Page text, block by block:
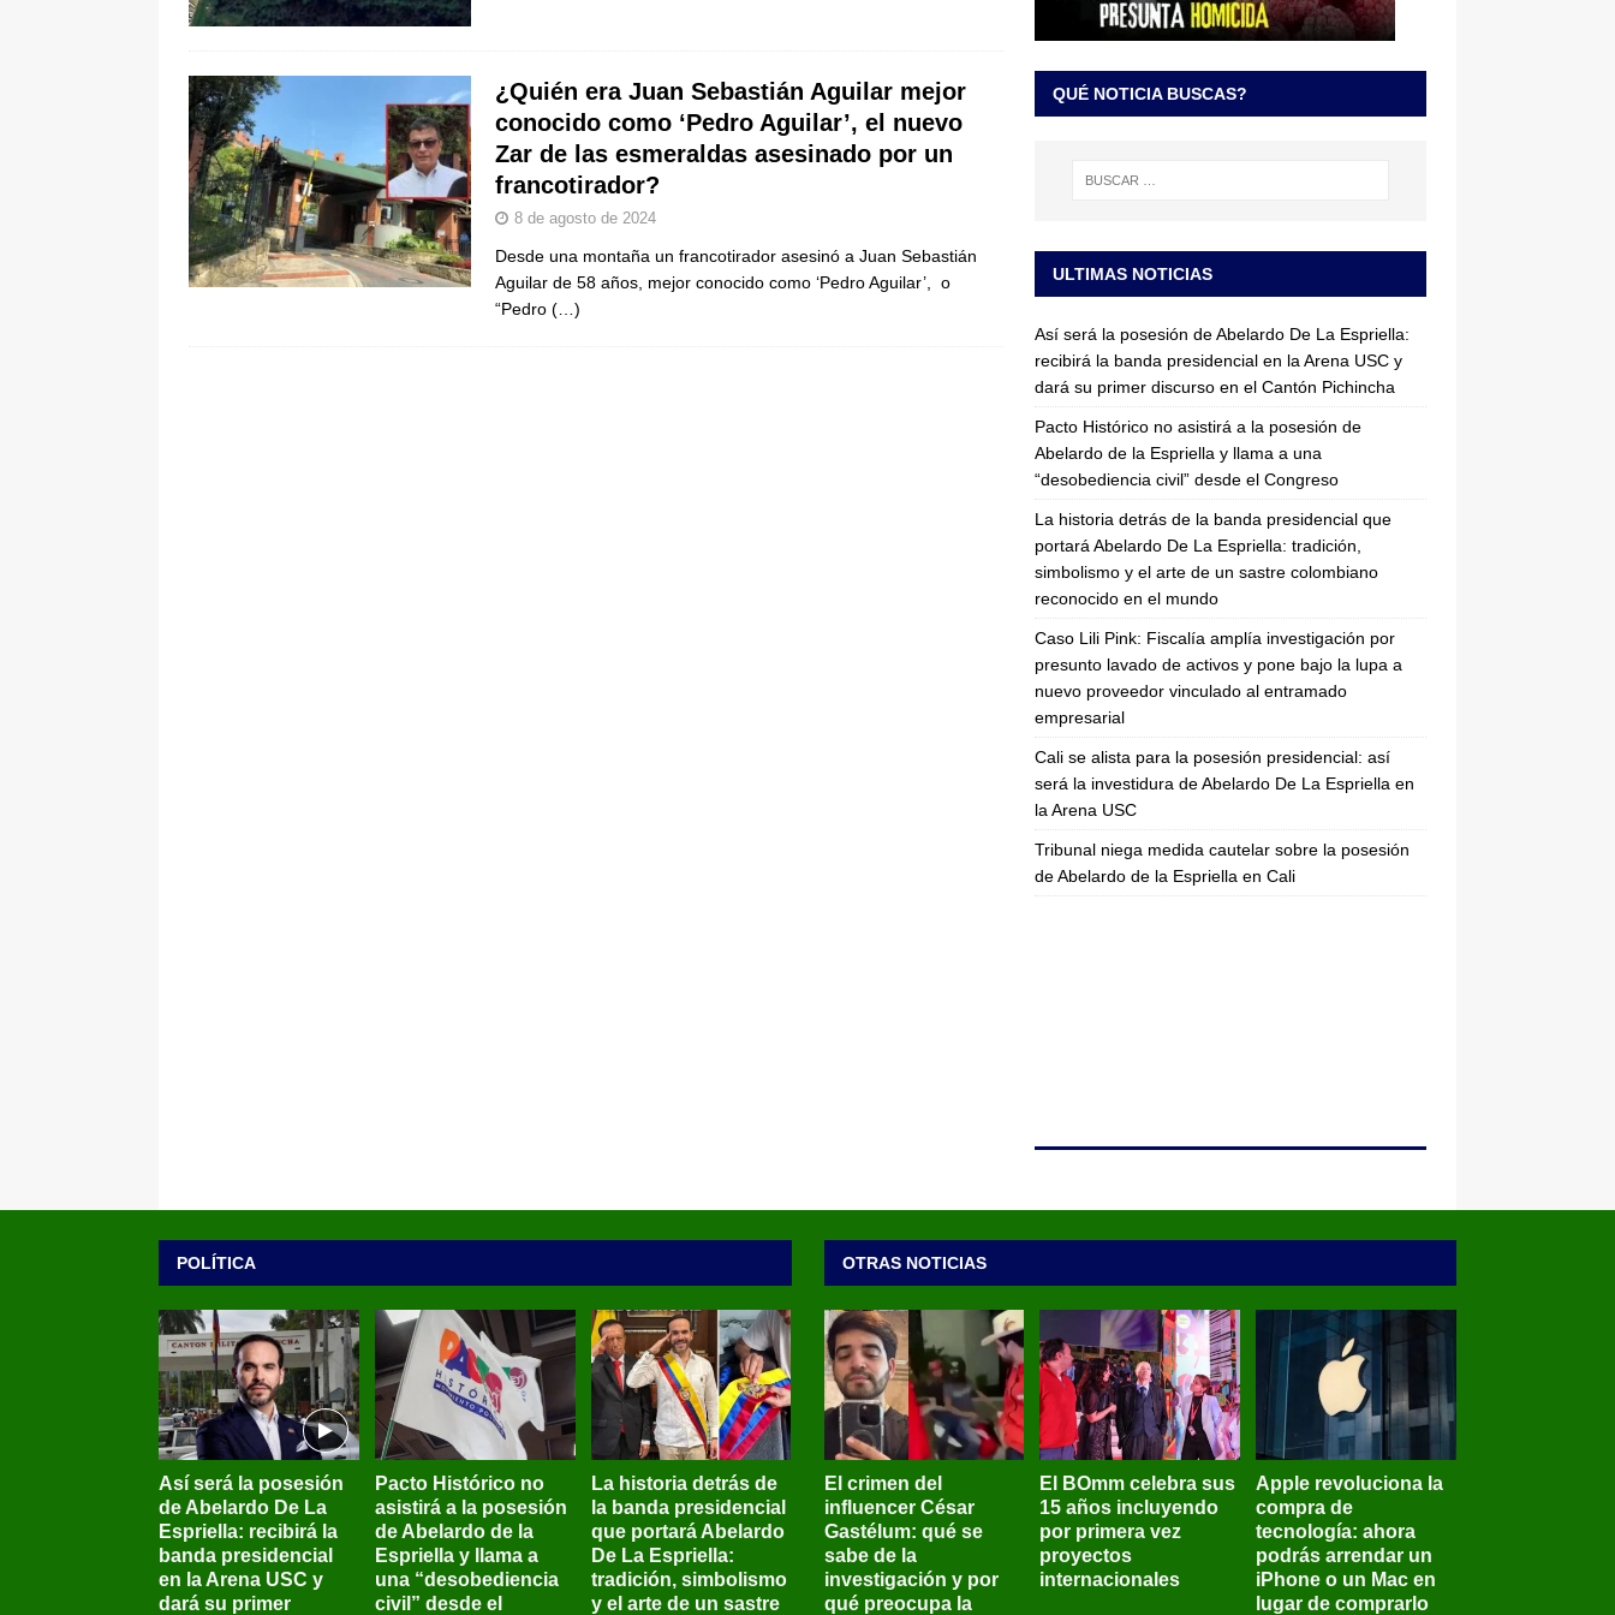
pone bajo la lupa a nuevo proveedor vinculado al entramado empresarial
De La Espriella en la Arena USC LO ÚLTIMO
¿Quién era Juan Sebastián Aguilar mejor
conocido como ‘Pedro Aguilar’, el nuevo
Zar de las esmeraldas asesinado por un
francotirador?
8 de agosto de 2024
Desde una montaña un francotirador asesinó a Juan Sebastián
Aguilar de 58 años, mejor conocido como ‘Pedro Aguilar’, o
“Pedro (…)
QUÉ NOTICIA BUSCAS?
ULTIMAS NOTICIAS
Así será la posesión de Abelardo De La Espriella:
recibirá la banda presidencial en la Arena USC y
dará su primer discurso en el Cantón Pichincha
Pacto Histórico no asistirá a la posesión de
Abelardo de la Espriella y llama a una
“desobediencia civil” desde el Congreso
La historia detrás de la banda presidencial que
portará Abelardo De La Espriella: tradición,
simbolismo y el arte de un sastre colombiano
reconocido en el mundo
Caso Lili Pink: Fiscalía amplía investigación por
presunto lavado de activos y pone bajo la lupa a
nuevo proveedor vinculado al entramado
empresarial
Cali se alista para la posesión presidencial: así
será la investidura de Abelardo De La Espriella en
la Arena USC
Tribunal niega medida cautelar sobre la posesión
de Abelardo de la Espriella en Cali
POLÍTICA
Así será la posesión
de Abelardo De La
Espriella: recibirá la
banda presidencial
en la Arena USC y
dará su primer
Pacto Histórico no
asistirá a la posesión
de Abelardo de la
Espriella y llama a
una “desobediencia
civil” desde el
La historia detrás de
la banda presidencial
que portará Abelardo
De La Espriella:
tradición, simbolismo
y el arte de un sastre
OTRAS NOTICIAS
El crimen del
influencer César
Gastélum: qué se
sabe de la
investigación y por
qué preocupa la
El BOmm celebra sus
15 años incluyendo
por primera vez
proyectos
internacionales
Apple revoluciona la
compra de
tecnología: ahora
podrás arrendar un
iPhone o un Mac en
lugar de comprarlo